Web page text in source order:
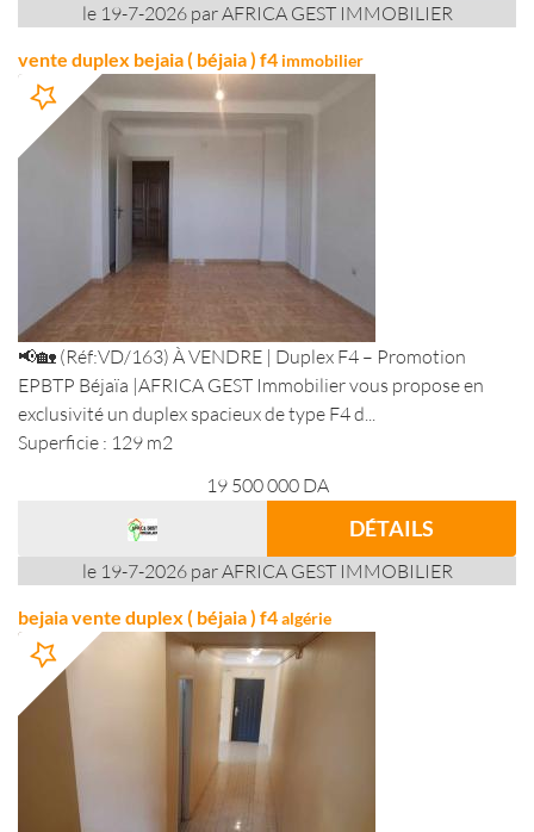
le 19-7-2026 par AFRICA GEST IMMOBILIER
vente duplex bejaia ( béjaia ) f4 immobilier
📢🏡 (Réf:VD/163) À VENDRE | Duplex F4 – Promotion
EPBTP Béjaïa |AFRICA GEST Immobilier vous propose en
exclusivité un duplex spacieux de type F4 d...
Superficie : 129 m2
19 500 000 DA
DÉTAILS
le 19-7-2026 par AFRICA GEST IMMOBILIER
bejaia vente duplex ( béjaia ) f4algérie